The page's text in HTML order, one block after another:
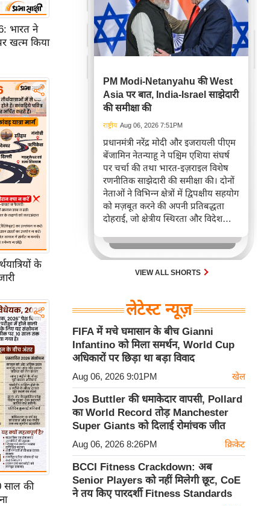
भारत ने
खत्म किया
के
साल की
PM Modi-Netanyahu की West
Asia पर बात, India-Israel साझेदारी
की समीक्षा की
राष्ट्रीय Aug 06, 2026 7:51PM
प्रधानमंत्री नरेंद्र मोदी और इजरायली पीएम
बेंजामिन नेतन्याहू ने पश्चिम एशिया संघर्ष
पर चर्चा की तथा भारत-इज़राइल विशेष
रणनीतिक साझेदारी की समीक्षा की। दोनों
नेताओं ने विभिन्न क्षेत्रों में द्विपक्षीय सहयोग
को मज़बूत करने की अपनी प्रतिबद्धता
दोहराई, जो क्षेत्रीय स्थिरता और विदेश
करता है।
VIEW ALL SHORTS
लेटेस्ट न्यूज़
FIFA में मचे घमासान के बीच Gianni
Infantino को मिला समर्थन, World Cup
अधिकारों पर छिड़ा था बड़ा विवाद
Aug 06, 2026 9:01PM खेल
Jos Buttler की धमाकेदार वापसी, Pollard
का World Record तोड़ Manchester
Super Giants को दिलाई रोमांचक जीत
Aug 06, 2026 8:26PM क्रिकेट
BCCI Fitness Crackdown: अब
Senior Players को नहीं मिलेगी छूट, CoE
ने तय किए पारदर्शी Fitness Standards